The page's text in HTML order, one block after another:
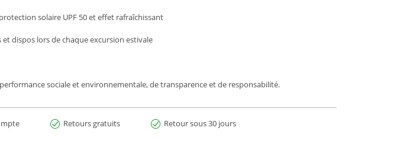
solaire UPF 50 et effet rafraîchissant
dispos lors de chaque excursion estivale
sociale et environnementale, de transparence et de responsabilité.
Retours gratuits Retour sous 30 jours